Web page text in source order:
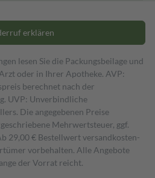
erklären
lesen Sie die Packungsbeilage und
oder in Ihrer Apotheke. AVP:
berechnet nach der
UVP: Unverbindliche
Die angegebenen Preise
Mehrwertsteuer, ggf.
29,00 € Bestell­wert versand­kosten­
vorbehalten. Alle Angebote
der Vorrat reicht.